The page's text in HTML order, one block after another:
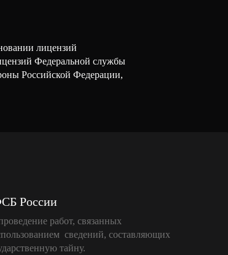
лицензий
Федеральной службы
Российской Федерации,
России
работ, связанных
сведений, составляющих
тайну.